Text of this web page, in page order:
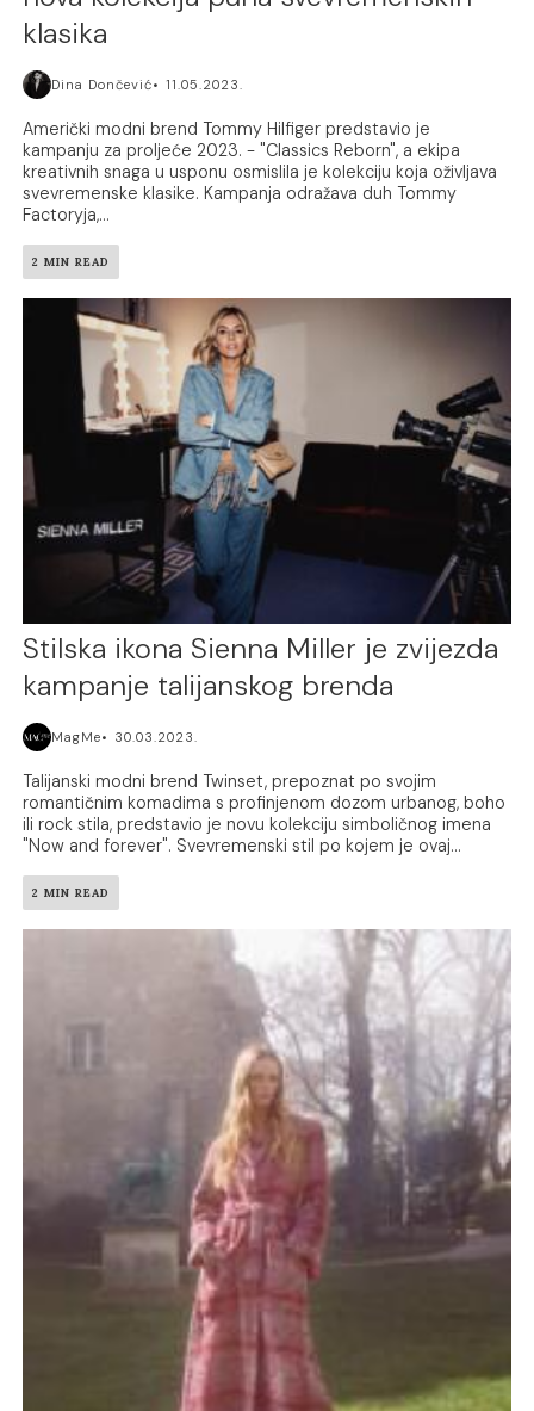
klasika
Dina Dončević 11.05.2023.
Američki modni brend Tommy Hilfiger predstavio je
kampanju za proljeće 2023. - "Classics Reborn", a ekipa
kreativnih snaga u usponu osmislila je kolekciju koja oživljava
svevremenske klasike. Kampanja odražava duh Tommy
Factoryja,...
2 MIN READ
Stilska ikona Sienna Miller je zvijezda
kampanje talijanskog brenda
MagMe 30.03.2023.
Talijanski modni brend Twinset, prepoznat po svojim
romantičnim komadima s profinjenom dozom urbanog, boho
ili rock stila, predstavio je novu kolekciju simboličnog imena
"Now and forever". Svevremenski stil po kojem je ovaj...
2 MIN READ